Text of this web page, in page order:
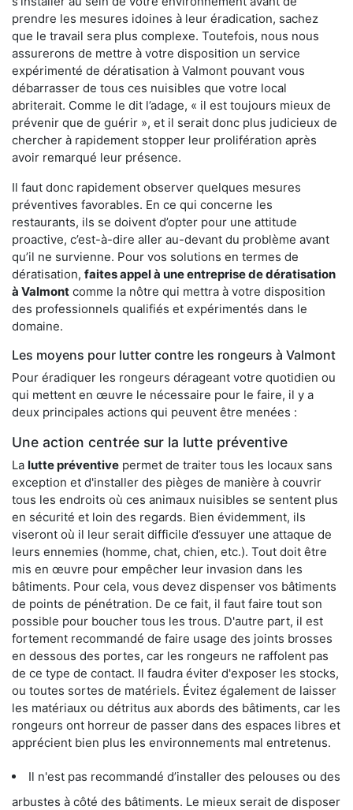
prendre les mesures idoines à leur éradication, sachez
que le travail sera plus complexe. Toutefois, nous nous
assurerons de mettre à votre disposition un service
expérimenté de dératisation à Valmont pouvant vous
débarrasser de tous ces nuisibles que votre local
abriterait. Comme le dit l’adage, « il est toujours mieux de
prévenir que de guérir », et il serait donc plus judicieux de
chercher à rapidement stopper leur prolifération après
avoir remarqué leur présence.
Il faut donc rapidement observer quelques mesures
préventives favorables. En ce qui concerne les
restaurants, ils se doivent d’opter pour une attitude
proactive, c’est-à-dire aller au-devant du problème avant
qu’il ne survienne. Pour vos solutions en termes de
dératisation, faites appel à une entreprise de dératisation
à Valmont comme la nôtre qui mettra à votre disposition
des professionnels qualifiés et expérimentés dans le
domaine.
Les moyens pour lutter contre les rongeurs à Valmont
Pour éradiquer les rongeurs dérageant votre quotidien ou
qui mettent en œuvre le nécessaire pour le faire, il y a
deux principales actions qui peuvent être menées :
Une action centrée sur la lutte préventive
La lutte préventive permet de traiter tous les locaux sans
exception et d'installer des pièges de manière à couvrir
tous les endroits où ces animaux nuisibles se sentent plus
en sécurité et loin des regards. Bien évidemment, ils
viseront où il leur serait difficile d’essuyer une attaque de
leurs ennemies (homme, chat, chien, etc.). Tout doit être
mis en œuvre pour empêcher leur invasion dans les
bâtiments. Pour cela, vous devez dispenser vos bâtiments
de points de pénétration. De ce fait, il faut faire tout son
possible pour boucher tous les trous. D'autre part, il est
fortement recommandé de faire usage des joints brosses
en dessous des portes, car les rongeurs ne raffolent pas
de ce type de contact. Il faudra éviter d'exposer les stocks,
ou toutes sortes de matériels. Évitez également de laisser
les matériaux ou détritus aux abords des bâtiments, car les
rongeurs ont horreur de passer dans des espaces libres et
apprécient bien plus les environnements mal entretenus.
Il n'est pas recommandé d’installer des pelouses ou des
arbustes à côté des bâtiments. Le mieux serait de disposer